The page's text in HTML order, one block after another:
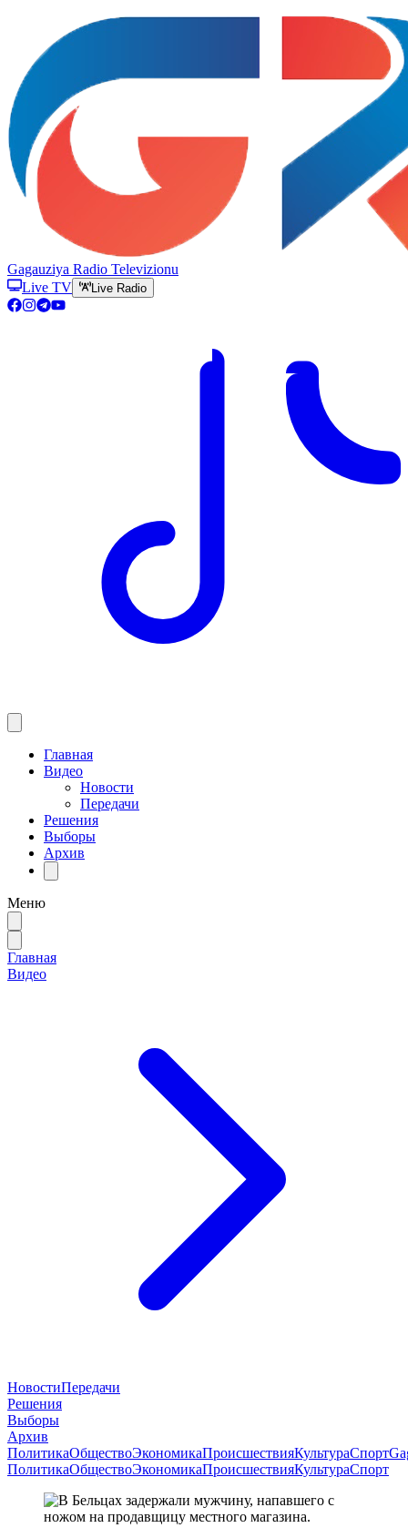
Gagauziya Radio Televizionu
Live TV
Live Radio
Главная
Видео
Новости
Передачи
Решения
Выборы
Архив
Меню
Главная
Видео
НовостиПередачи
Решения
Выборы
Архив
ПолитикаОбществоЭкономикаПроисшествияКультураСпорт
ПолитикаОбществоЭкономикаПроисшествияКультураСпорт